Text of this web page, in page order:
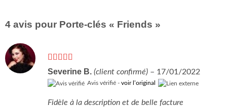
4 avis pour Porte-clés « Friends »
Note5sur 5
Severine B. (client confirmé) – 17/01/2022
Avis vérifié - voir l’original
Fidèle à la description et de belle facture